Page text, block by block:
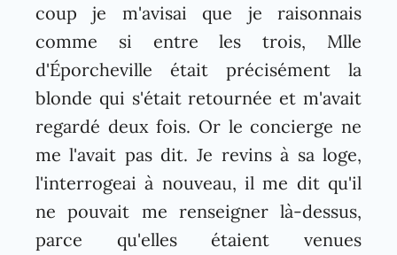
coup je m'avisai que je raisonnais
comme si entre les trois, Mlle
d'Éporcheville était précisément la
blonde qui s'était retournée et m'avait
regardé deux fois. Or le concierge ne
me l'avait pas dit. Je revins à sa loge,
l'interrogeai à nouveau, il me dit qu'il
ne pouvait me renseigner là-dessus,
parce qu'elles étaient venues